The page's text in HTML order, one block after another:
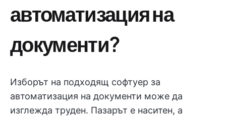
автоматизация на
документи?
Изборът на подходящ софтуер за
автоматизация на документи може да
изглежда труден. Пазарът е наситен, а